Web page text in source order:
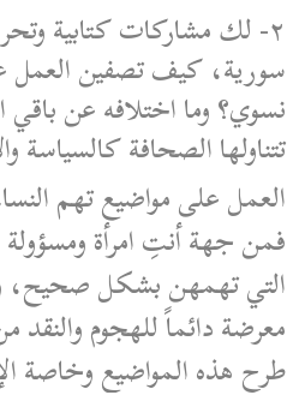
٢- لك مشاركات كتابية
سورية، كيف تصفين
نسوي؟ وما اختلافه عن باقي
تتناولها الصحافة كالسياسة
العمل على مواضيع تهم
فمن جهة أنتِ امرأة ومسؤولة
التي تهمهن بشكل صحيح،
معرضة دائماً للهجوم والنقد
طرح هذه المواضيع وخاصة